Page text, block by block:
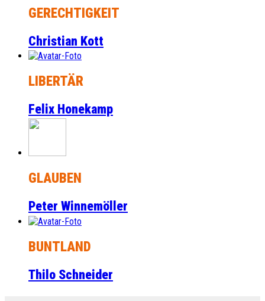
GERECHTIGKEIT
Christian Kott
LIBERTÄR
Felix Honekamp
GLAUBEN
Peter Winnemöller
BUNTLAND
Thilo Schneider